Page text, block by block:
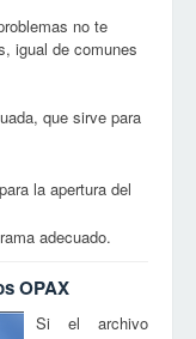
no te
igual de comunes
que sirve para
la apertura del
adecuado.
OPAX
Si el archivo